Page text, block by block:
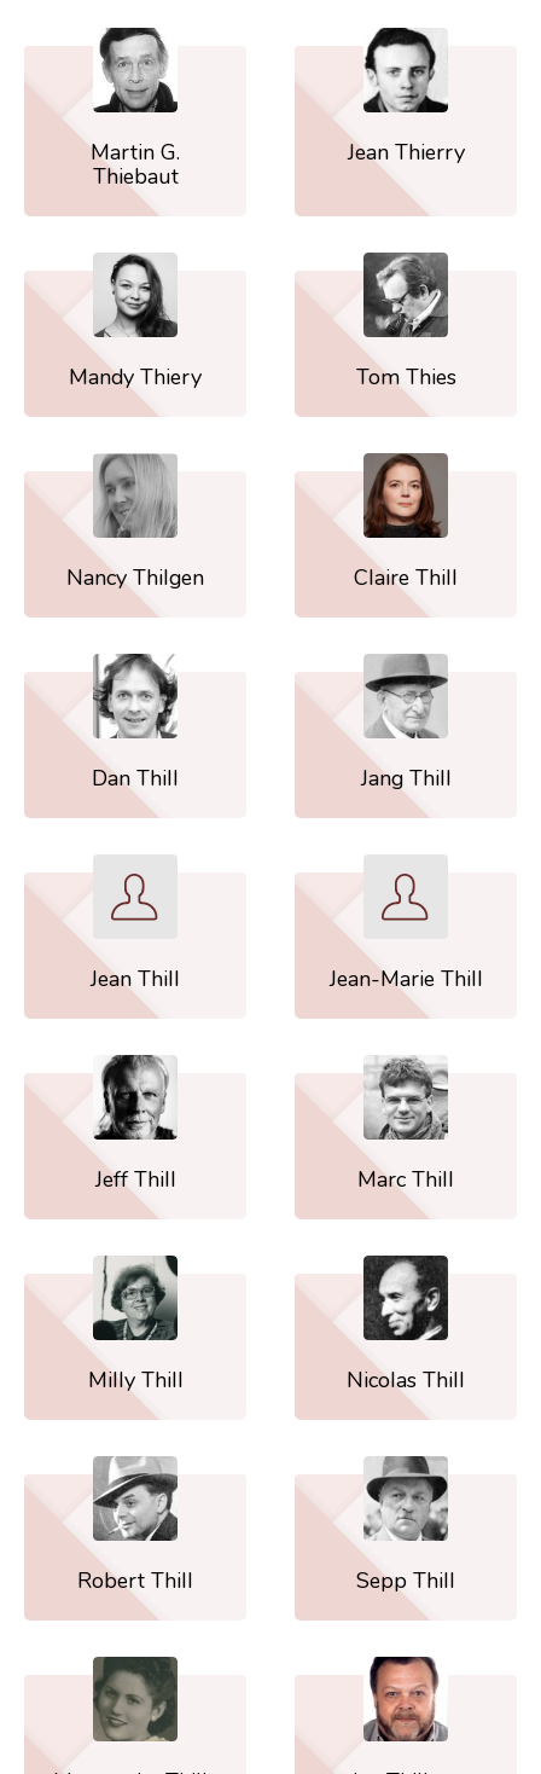
Martin G.
Thiebaut
Jean Thierry
Mandy Thiery Tom Thies
Nancy Thilgen Claire Thill
Dan Thill Jang Thill
Jean Thill Jean-Marie Thill
Jeff Thill Marc Thill
Milly Thill Nicolas Thill
Robert Thill Sepp Thill